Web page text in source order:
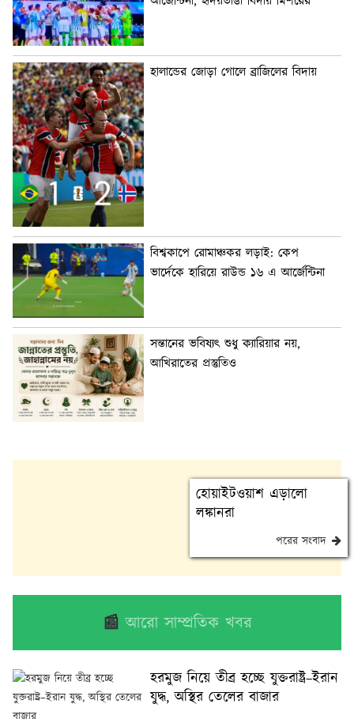
হালান্ডের জোড়া গোলে ব্রাজিলের বিদায়
বিশ্বকাপে রোমাঞ্চকর লড়াই: কেপ
ভার্দেকে হারিয়ে রাউন্ড ১৬ এ আর্জেন্টিনা
সন্তানের ভবিষ্যৎ শুধু ক্যারিয়ার নয়,
আখিরাতের প্রস্তুতিও
হোয়াইটওয়াশ এড়ালো
লঙ্কানরা
পরের সংবাদ
📰আরো সাম্প্রতিক খবর
হরমুজ নিয়ে তীব্র হচ্ছে যুক্তরাষ্ট্র–ইরান
যুদ্ধ, অস্থির তেলের বাজার